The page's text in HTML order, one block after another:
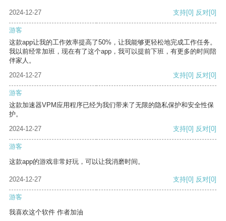
2024-12-27 支持[0] 反对[0]
游客
这款app让我的工作效率提高了50%，让我能够更轻松地完成工作任务。
我以前经常加班，现在有了这个app，我可以提前下班，有更多的时间陪
伴家人。
2024-12-27
支持[0] 反对[0]
游客
这款加速器VPM应用程序已经为我们带来了无限的隐私保护和安全性保
护。
2024-12-27
支持[0] 反对[0]
游客
这款app的游戏非常好玩，可以让我消磨时间。
2024-12-27 支持[0] 反对[0]
游客
我喜欢这个软件 作者加油